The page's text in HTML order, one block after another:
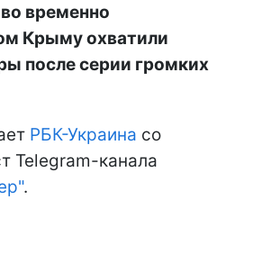
временно
Крыму охватили
после серии громких
РБК-Украина со
Telegram-канала
.